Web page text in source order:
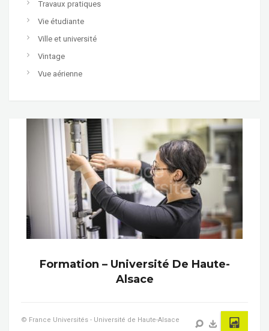
Travaux pratiques
Vie étudiante
Ville et université
Vintage
Vue aérienne
Formation – Université De Haute-
Alsace
© France Universités - Université de Haute-Alsace